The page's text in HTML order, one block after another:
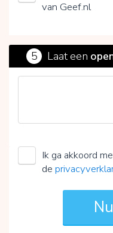
van Geef.nl
5 Laat een
Ik ga akkoord
de